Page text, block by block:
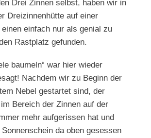
Drei Zinnen selbst, haben wir in
Dreizinnenhütte auf einer
einen einfach nur als genial zu
Rastplatz gefunden.
baumeln“ war hier wieder
Nachdem wir zu Beginn der
Nebel gestartet sind, der
Bereich der Zinnen auf der
mehr aufgerissen hat und
da oben gesessen